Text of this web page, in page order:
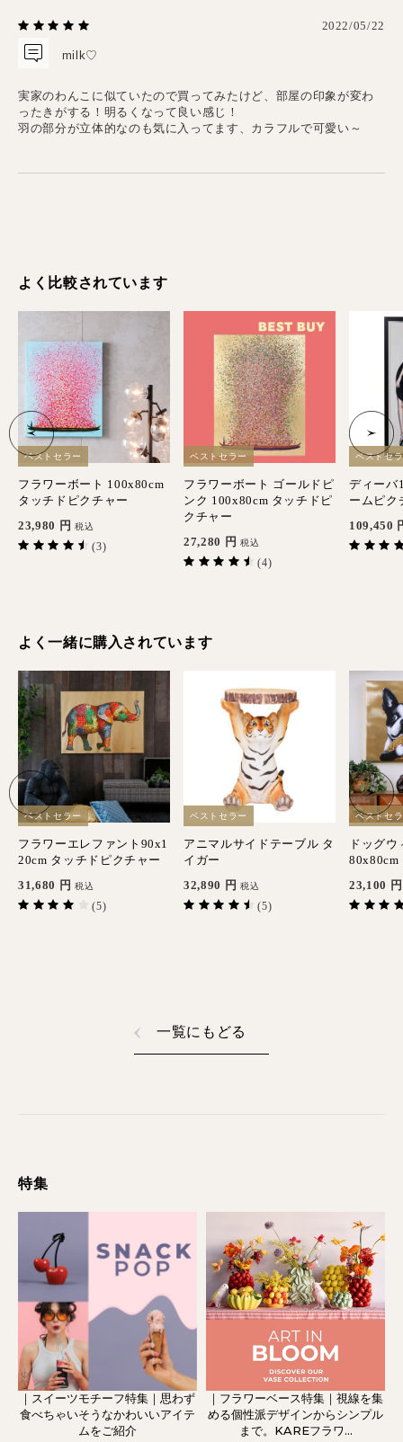
2022/05/22
milk♡
実家のわんこに似ていたので買ってみたけど、部屋の印象が変わ
ったきがする！明るくなって良い感じ！
羽の部分が立体的なのも気に入ってます、カラフルで可愛い～
よく比較されています
ベストセラー
フラワーボート 100x80cm
タッチドピクチャー
23,980 円 税込
(3)
ベストセラー
フラワーボート ゴールドピ
ンク 100x80cm タッチドピ
クチャー
27,280 円 税込
(4)
ベストセ
ディーバ
ームピク
109,450
よく一緒に購入されています
ベストセラー
フラワーエレファント90x1
20cm タッチドピクチャー
31,680 円 税込
(5)
ベストセラー
アニマルサイドテーブル タ
イガー
32,890 円 税込
(5)
ベストセ
ドッグ
80x80cm
23,100 円
一覧にもどる
特集
｜スイーツモチーフ特集｜思わず
食べちゃいそうなかわいいアイテ
ムをご紹介
｜フラワーベース特集｜視線を集
める個性派デザインからシンプル
まで。KAREフラワ...